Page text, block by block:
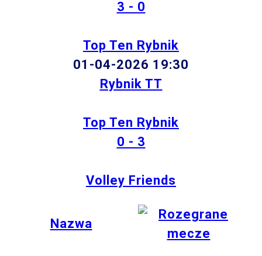
3 - 0
Top Ten Rybnik
01-04-2026 19:30
Rybnik TT
Top Ten Rybnik
0 - 3
Volley Friends
Nazwa